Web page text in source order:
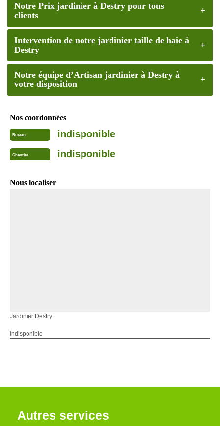
Notre Prix jardinier à Destry pour tous
clients
Intervention de notre jardinier taille de haie à
Destry
Notre équipe d’Artisan jardinier à Destry à
votre disposition
Nos coordonnées
Bureau indisponible
Chantier indisponible
Nous localiser
Jardinier Destry
indisponible
Autres services